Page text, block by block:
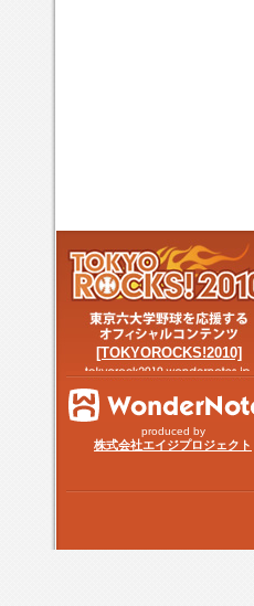
[TOKYOROCKS!2010]
produced by
株式会社エイジプロジェクト